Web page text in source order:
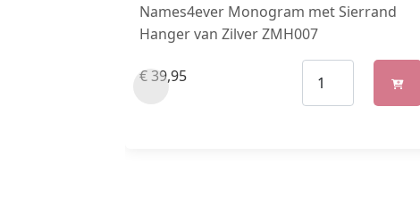
Names4ever Monogram met Sierrand
Hanger van Zilver ZMH007
€39,95